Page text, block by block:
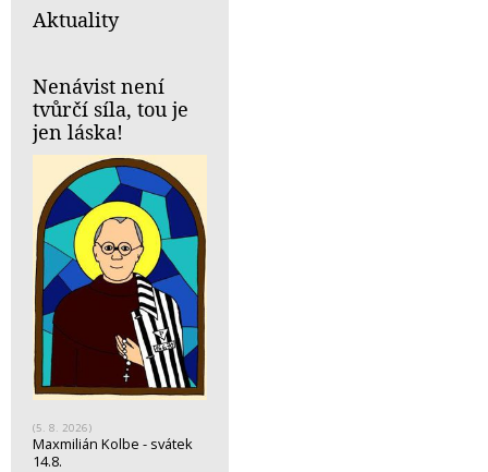
Aktuality
Nenávist není
tvůrčí síla, tou je
jen láska!
(5. 8. 2026)
Maxmilián Kolbe - svátek
14.8.